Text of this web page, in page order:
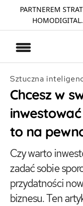
PARTNEREM
Sztuczna
Chcesz w
to na
Czy warto
zadać sobie
przydatności
biznesu. Ten